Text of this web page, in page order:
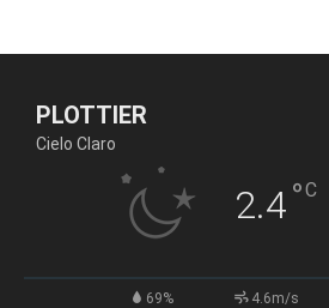
PLOTTIER
Cielo Claro
2.4°C
69% 4.6m/s